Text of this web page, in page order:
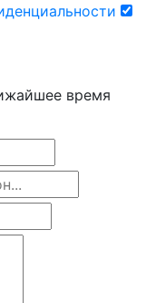
время